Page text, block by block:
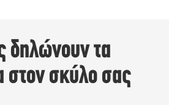
δηλώνουν τα
στον σκύλο σας